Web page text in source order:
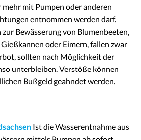
mehr mit Pumpen oder anderen
entnommen werden darf.
Bewässerung von Blumenbeeten,
oder Eimern, fallen zwar
sollten nach Möglichkeit der
unterbleiben. Verstöße können
Bußgeld geahndet werden.
Ist die Wasserentnahme aus